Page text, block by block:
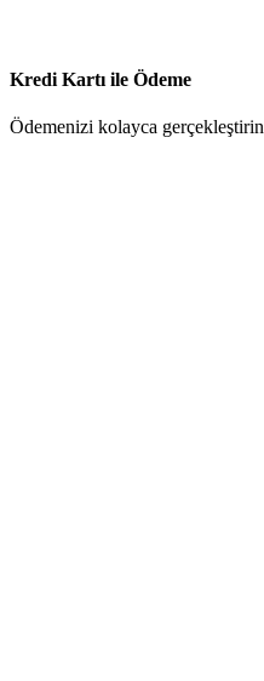
Kredi Kartı ile Ödeme
Ödemenizi kolayca gerçekleştirin